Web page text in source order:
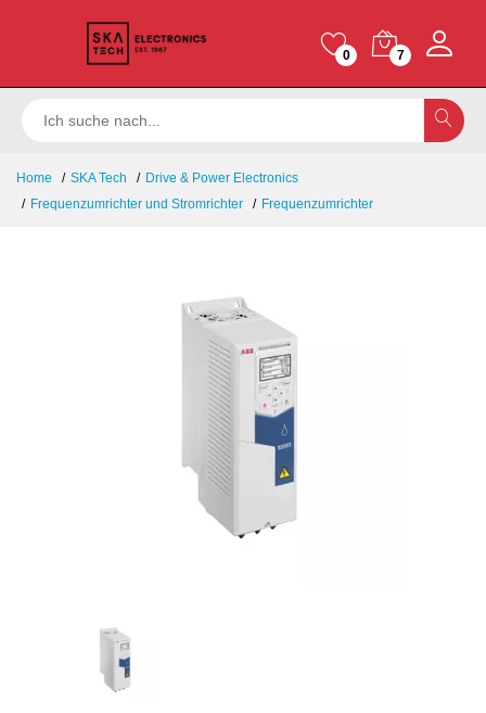
0 7
Home SKA Tech
Drive & Power Electronics
Frequenzumrichter und Stromrichter
Frequenzumrichter